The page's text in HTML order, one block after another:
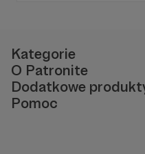
Kategorie
O Patronite
Dodatkowe
Pomoc